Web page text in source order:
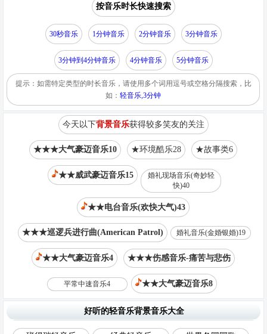
按音乐时长快速搜索
30秒音乐 1分钟音乐 2分钟音乐 3分钟音乐
3分钟到4分钟音乐 4分钟音乐 5分钟音乐
提示：如需特定类型的时长音乐，请使用多个词用逗号或空格分隔搜索，比
如：轻音乐,3分钟
今天以下背景音乐获得较多笑友的关注
★★★大气豪迈音乐10 ★环境酷乐28 ★故事类6
★★威武豪迈音乐15
婚礼现场音乐(奇妙轻
快)40
★★电台音乐(欢快大气)43
★★★巡逻兵进行曲(American Patrol) 婚礼音乐(金婚银婚)19
★★大气豪迈音乐4 ★★★伤感音乐-痛苦与悲伤
平常中速音乐4 ★★大气豪迈音乐8
好听的轻音乐背景音乐大全